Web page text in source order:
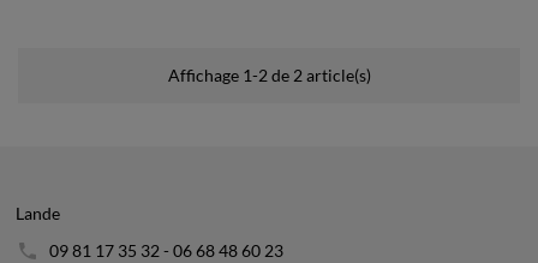
Affichage 1-2 de 2 article(s)
Lande
09 81 17 35 32 - 06 68 48 60 23